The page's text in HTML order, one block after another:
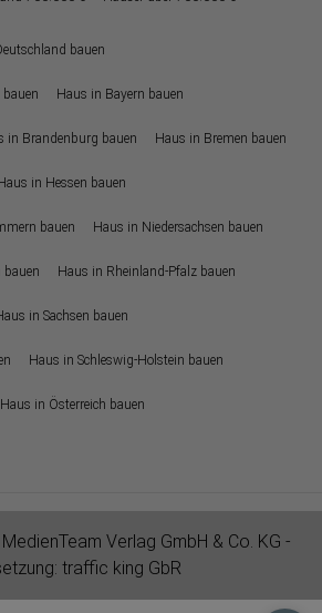
bauen
Haus in Bayern bauen
in Brandenburg bauen Haus in Bremen bauen
in Hessen bauen
bauen Haus in Niedersachsen bauen
bauen Haus in Rheinland-Pfalz bauen
in Sachsen bauen
Haus in Schleswig-Holstein bauen
Haus in Österreich bauen
MedienTeam Verlag GmbH & Co. KG -
traffic king GbR